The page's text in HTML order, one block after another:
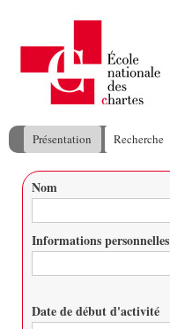
Menu principal
Présentation Recherche
Vous êtes ici
Nom
Informations personnelles
Date de début d'activité